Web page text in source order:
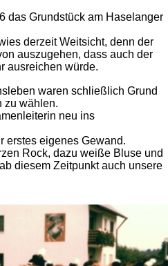
das Grundstück am Haselanger
derzeit Weitsicht, denn der
auszugehen, dass auch der
ausreichen würde.
waren schließlich Grund
zu wählen.
neu ins
erstes eigenes Gewand.
Rock, dazu weiße Bluse und
diesem Zeitpunkt auch unsere